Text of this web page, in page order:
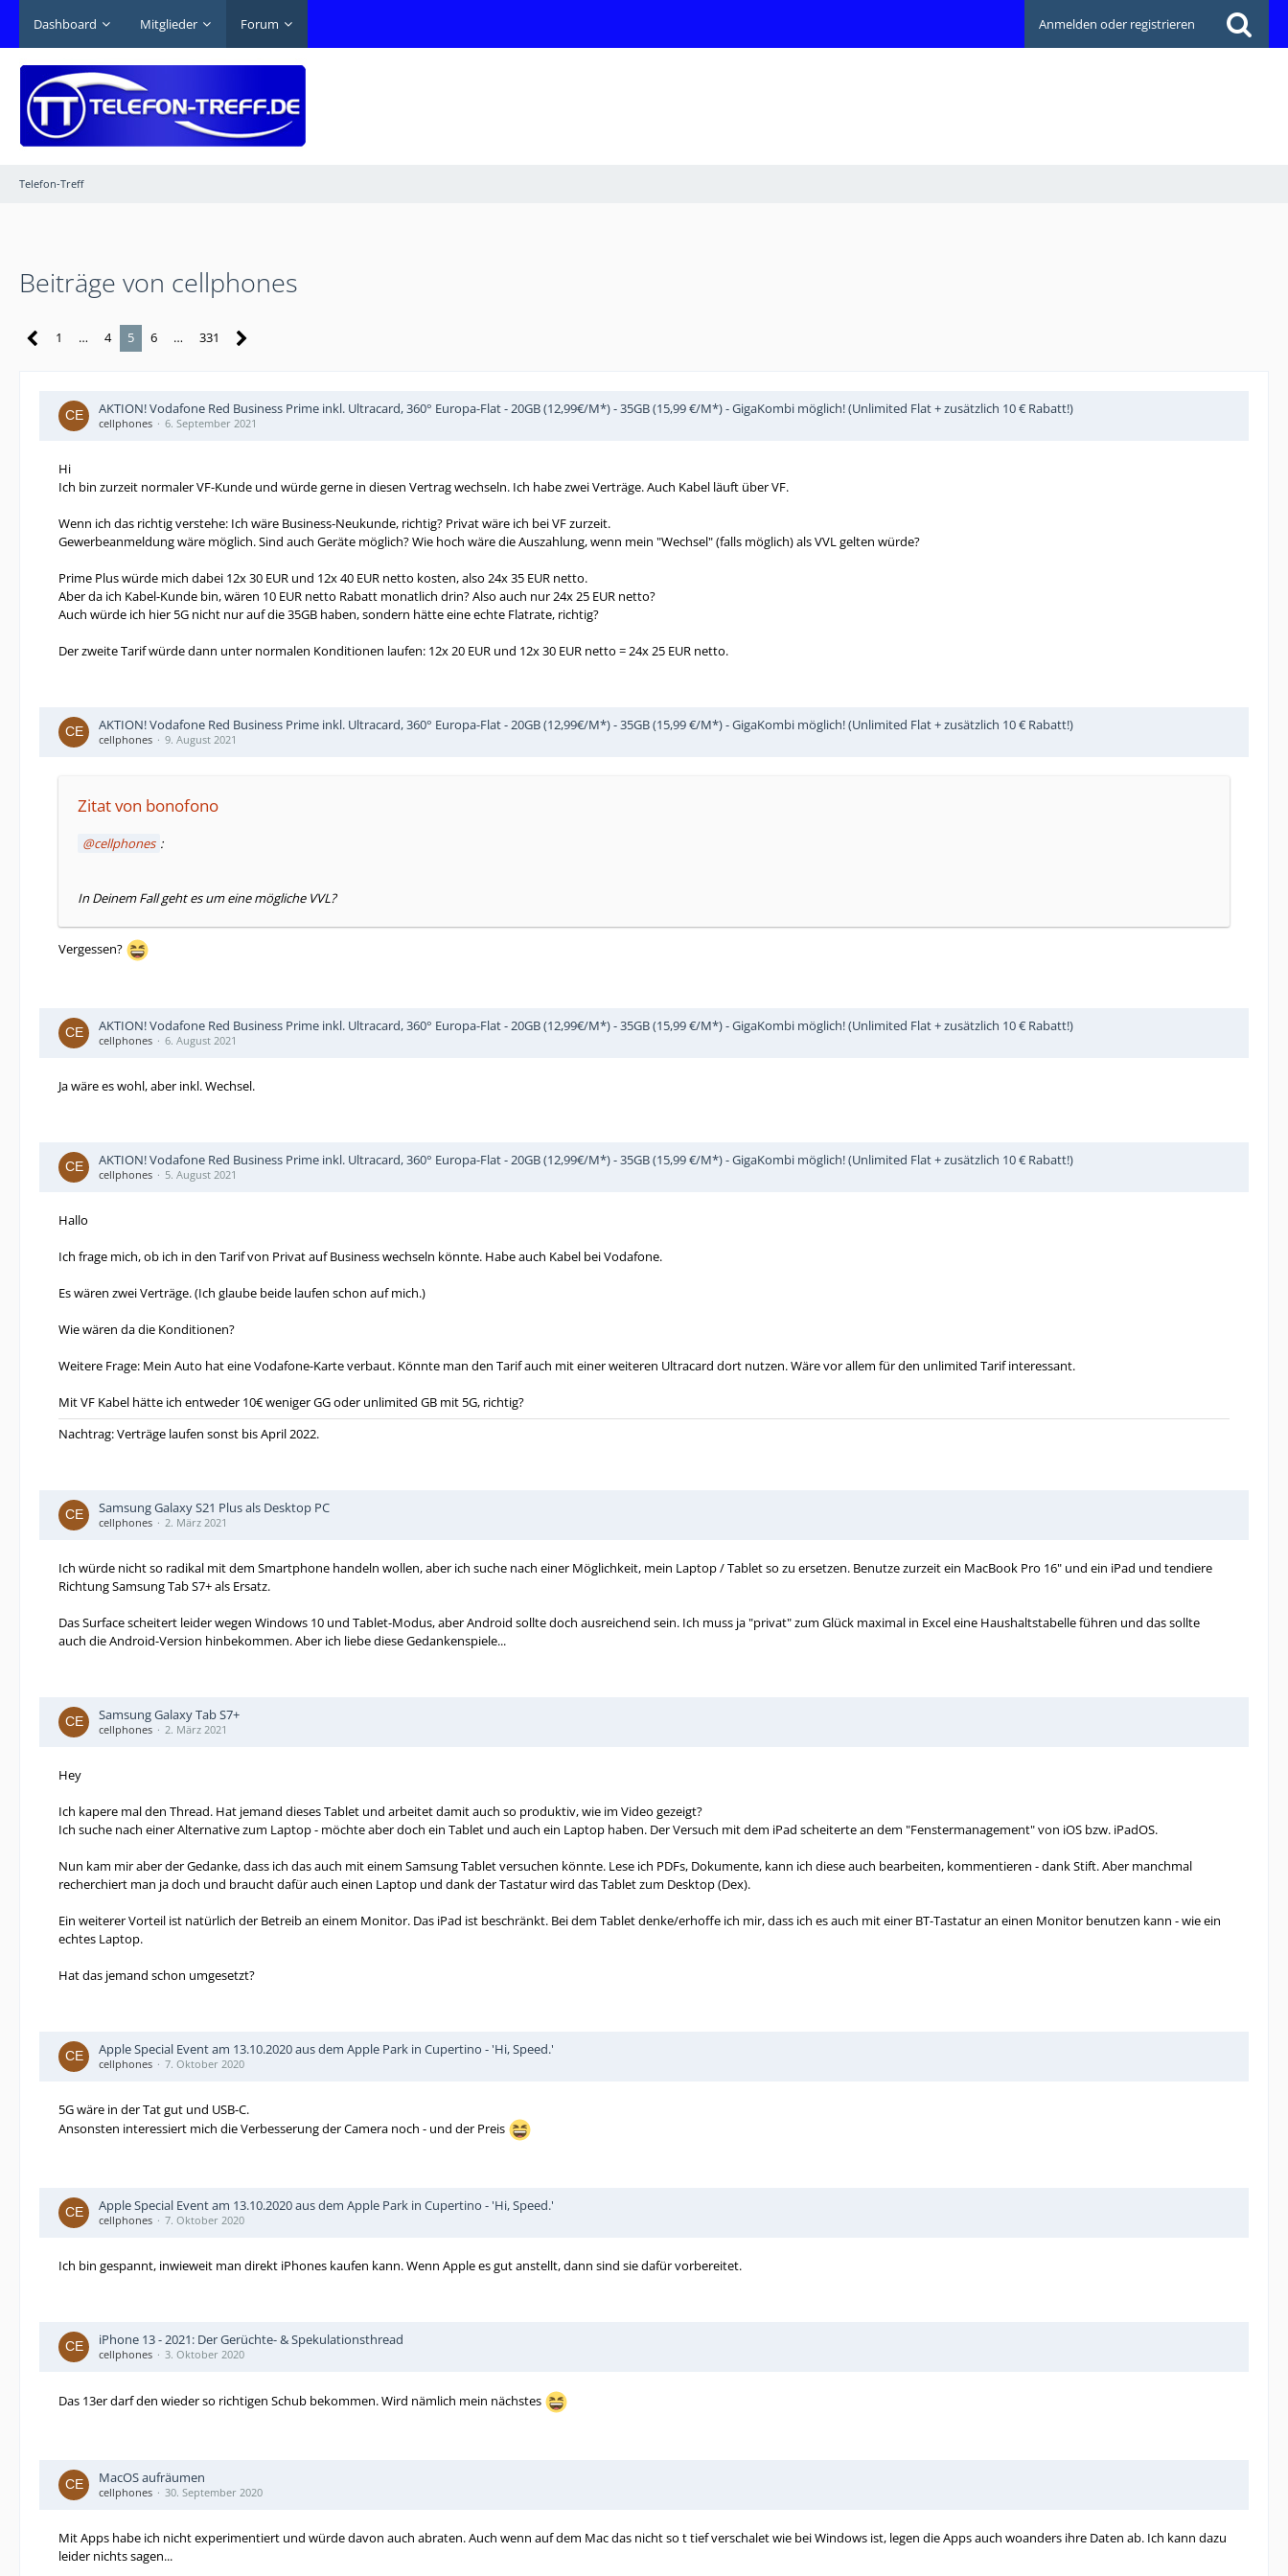
Dashboard Mitglieder Forum Anmelden oder registrieren
Telefon-Treff
Beiträge von cellphones
1 … 4 5 6 … 331
AKTION! Vodafone Red Business Prime inkl. Ultracard, 360° Europa-Flat - 20GB (12,99€/M*) - 35GB (15,99 €/M*) - GigaKombi möglich! (Unlimited Flat + zusätzlich 10 € Rabatt!)
cellphones 6. September 2021
Hi
Ich bin zurzeit normaler VF-Kunde und würde gerne in diesen Vertrag wechseln. Ich habe zwei Verträge. Auch Kabel läuft über VF.
Wenn ich das richtig verstehe: Ich wäre Business-Neukunde, richtig? Privat wäre ich bei VF zurzeit.
Gewerbeanmeldung wäre möglich. Sind auch Geräte möglich? Wie hoch wäre die Auszahlung, wenn mein "Wechsel" (falls möglich) als VVL gelten würde?
Prime Plus würde mich dabei 12x 30 EUR und 12x 40 EUR netto kosten, also 24x 35 EUR netto.
Aber da ich Kabel-Kunde bin, wären 10 EUR netto Rabatt monatlich drin? Also auch nur 24x 25 EUR netto?
Auch würde ich hier 5G nicht nur auf die 35GB haben, sondern hätte eine echte Flatrate, richtig?
Der zweite Tarif würde dann unter normalen Konditionen laufen: 12x 20 EUR und 12x 30 EUR netto = 24x 25 EUR netto.
AKTION! Vodafone Red Business Prime inkl. Ultracard, 360° Europa-Flat - 20GB (12,99€/M*) - 35GB (15,99 €/M*) - GigaKombi möglich! (Unlimited Flat + zusätzlich 10 € Rabatt!)
cellphones 9. August 2021
Zitat von bonofono
cellphones :
In Deinem Fall geht es um eine mögliche VVL?
Vergessen?
AKTION! Vodafone Red Business Prime inkl. Ultracard, 360° Europa-Flat - 20GB (12,99€/M*) - 35GB (15,99 €/M*) - GigaKombi möglich! (Unlimited Flat + zusätzlich 10 € Rabatt!)
cellphones 6. August 2021
Ja wäre es wohl, aber inkl. Wechsel.
AKTION! Vodafone Red Business Prime inkl. Ultracard, 360° Europa-Flat - 20GB (12,99€/M*) - 35GB (15,99 €/M*) - GigaKombi möglich! (Unlimited Flat + zusätzlich 10 € Rabatt!)
cellphones 5. August 2021
Hallo
Ich frage mich, ob ich in den Tarif von Privat auf Business wechseln könnte. Habe auch Kabel bei Vodafone.
Es wären zwei Verträge. (Ich glaube beide laufen schon auf mich.)
Wie wären da die Konditionen?
Weitere Frage: Mein Auto hat eine Vodafone-Karte verbaut. Könnte man den Tarif auch mit einer weiteren Ultracard dort nutzen. Wäre vor allem für den unlimited Tarif interessant.
Mit VF Kabel hätte ich entweder 10€ weniger GG oder unlimited GB mit 5G, richtig?
Nachtrag: Verträge laufen sonst bis April 2022.
Samsung Galaxy S21 Plus als Desktop PC
cellphones 2. März 2021
Ich würde nicht so radikal mit dem Smartphone handeln wollen, aber ich suche nach einer Möglichkeit, mein Laptop / Tablet so zu ersetzen. Benutze zurzeit ein MacBook Pro 16" und ein iPad und tendiere
Richtung Samsung Tab S7+ als Ersatz.
Das Surface scheitert leider wegen Windows 10 und Tablet-Modus, aber Android sollte doch ausreichend sein. Ich muss ja "privat" zum Glück maximal in Excel eine Haushaltstabelle führen und das sollte
auch die Android-Version hinbekommen. Aber ich liebe diese Gedankenspiele...
Samsung Galaxy Tab S7+
cellphones 2. März 2021
Hey
Ich kapere mal den Thread. Hat jemand dieses Tablet und arbeitet damit auch so produktiv, wie im Video gezeigt?
Ich suche nach einer Alternative zum Laptop - möchte aber doch ein Tablet und auch ein Laptop haben. Der Versuch mit dem iPad scheiterte an dem "Fenstermanagement" von iOS bzw. iPadOS.
Nun kam mir aber der Gedanke, dass ich das auch mit einem Samsung Tablet versuchen könnte. Lese ich PDFs, Dokumente, kann ich diese auch bearbeiten, kommentieren - dank Stift. Aber manchmal
recherchiert man ja doch und braucht dafür auch einen Laptop und dank der Tastatur wird das Tablet zum Desktop (Dex).
Ein weiterer Vorteil ist natürlich der Betreib an einem Monitor. Das iPad ist beschränkt. Bei dem Tablet denke/erhoffe ich mir, dass ich es auch mit einer BT-Tastatur an einen Monitor benutzen kann - wie ein
echtes Laptop.
Hat das jemand schon umgesetzt?
Apple Special Event am 13.10.2020 aus dem Apple Park in Cupertino - 'Hi, Speed.'
cellphones 7. Oktober 2020
5G wäre in der Tat gut und USB-C.
Ansonsten interessiert mich die Verbesserung der Camera noch - und der Preis
Apple Special Event am 13.10.2020 aus dem Apple Park in Cupertino - 'Hi, Speed.'
cellphones 7. Oktober 2020
Ich bin gespannt, inwieweit man direkt iPhones kaufen kann. Wenn Apple es gut anstellt, dann sind sie dafür vorbereitet.
iPhone 13 - 2021: Der Gerüchte- & Spekulationsthread
cellphones 3. Oktober 2020
Das 13er darf den wieder so richtigen Schub bekommen. Wird nämlich mein nächstes
MacOS aufräumen
cellphones 30. September 2020
Mit Apps habe ich nicht experimentiert und würde davon auch abraten. Auch wenn auf dem Mac das nicht so t tief verschalet wie bei Windows ist, legen die Apps auch woanders ihre Daten ab. Ich kann dazu
leider nichts sagen...